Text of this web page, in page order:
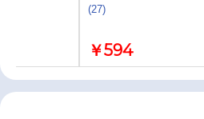
(27)
￥594